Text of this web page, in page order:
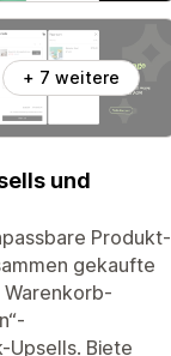
+ 7 weitere
und
Produkt-
gekaufte
Upsells. Biete